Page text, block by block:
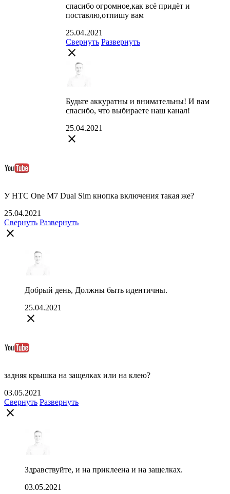
спасибо огромное,как всё придёт и
поставлю,отпишу вам
25.04.2021
Свернуть Развернуть
close
Будьте аккуратны и внимательны! И вам
спасибо, что выбираете наш канал!
25.04.2021
close
У HTC One M7 Dual Sim кнопка включения такая же?
25.04.2021
Свернуть Развернуть
close
Добрый день, Должны быть идентичны.
25.04.2021
close
задняя крышка на защелках или на клею?
03.05.2021
Свернуть Развернуть
close
Здравствуйте, и на приклеена и на защелках.
03.05.2021